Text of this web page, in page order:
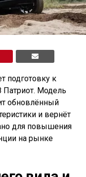
подготовку к
Патриот. Модель
обновлённый
и вернёт
для повышения
на рынке